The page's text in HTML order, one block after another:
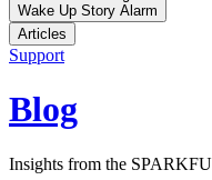
Wake Up Story Alarm
Articles
Support
Blog
Insights from the